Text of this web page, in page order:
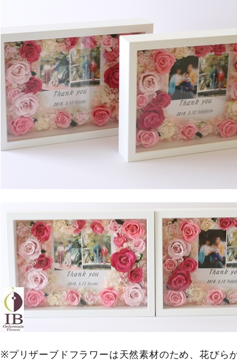
※プリザーブドフラワーは天然素材のため、花びら